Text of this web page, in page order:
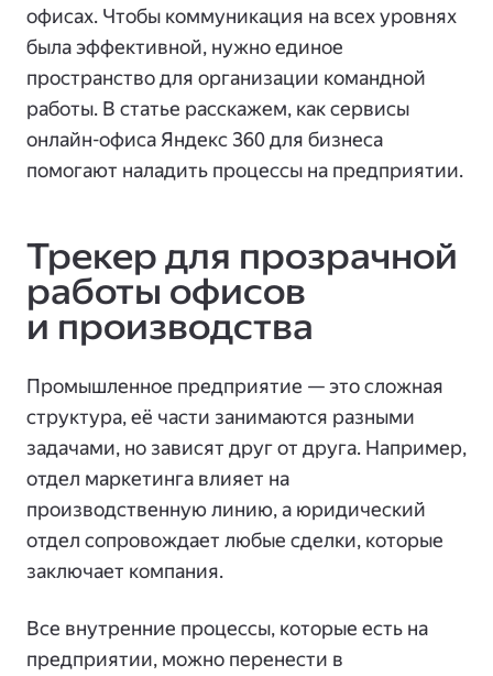
офисах. Чтобы коммуникация на всех уровнях
была эффективной, нужно единое
пространство для организации командной
работы. В статье расскажем, как сервисы
онлайн-офиса Яндекс 360 для бизнеса
помогают наладить процессы на предприятии.
Трекер для прозрачной
работы офисов
и производства
Промышленное предприятие — это сложная
структура, её части занимаются разными
задачами, но зависят друг от друга. Например,
отдел маркетинга влияет на
производственную линию, а юридический
отдел сопровождает любые сделки, которые
заключает компания.
Все внутренние процессы, которые есть на
предприятии, можно перенести в